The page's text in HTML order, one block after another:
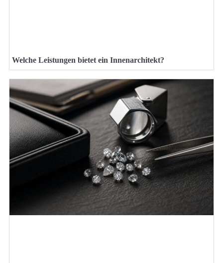
Welche Leistungen bietet ein Innenarchitekt?